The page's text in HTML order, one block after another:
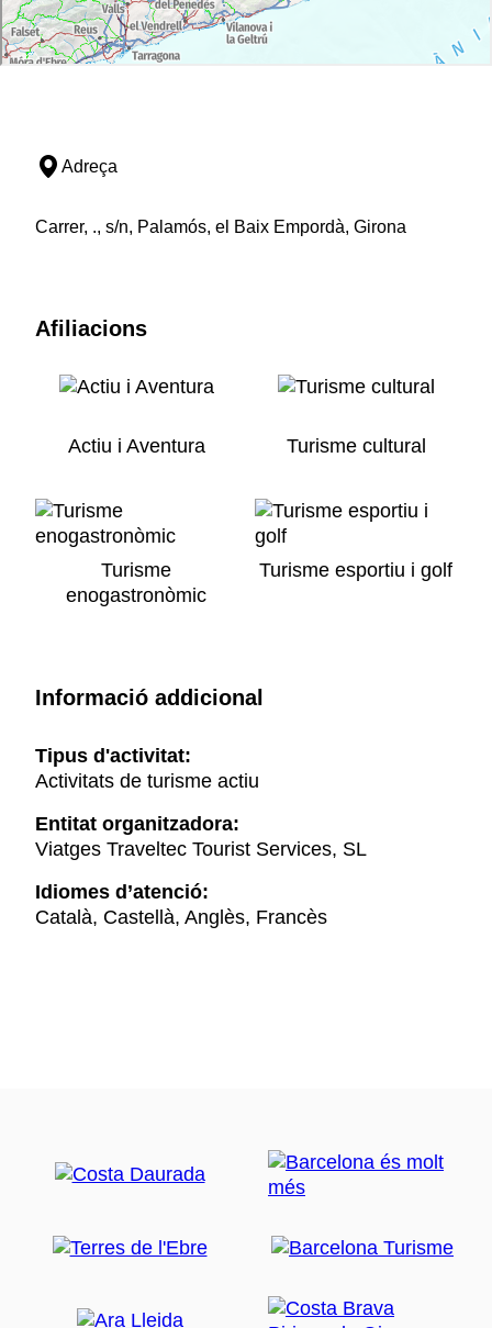
Adreça
Carrer, ., s/n, Palamós, el Baix Empordà, Girona
Afiliacions
Actiu i Aventura Turisme cultural
Turisme
enogastronòmic
Turisme esportiu i golf
Informació addicional
Tipus d'activitat:
Activitats de turisme actiu
Entitat organitzadora:
Viatges Traveltec Tourist Services, SL
Idiomes d’atenció:
Català, Castellà, Anglès, Francès